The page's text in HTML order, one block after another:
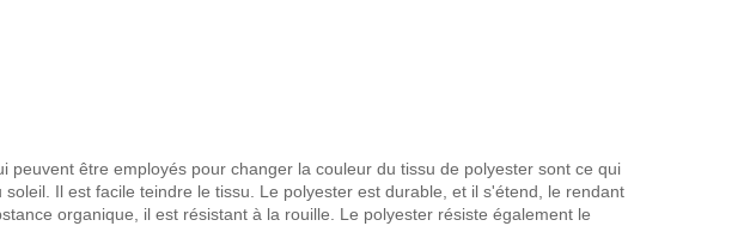
être employés pour changer la couleur du tissu de polyester sont ce qui
Il est facile teindre le tissu. Le polyester est durable, et il s'étend, le rendant
organique, il est résistant à la rouille. Le polyester résiste également le